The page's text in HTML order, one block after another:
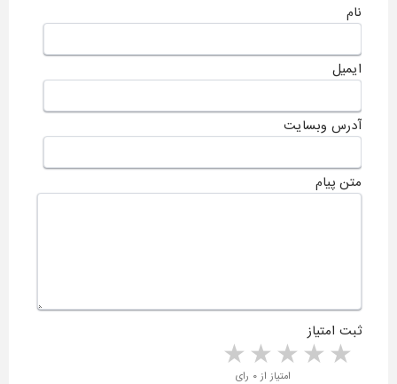
نام
ایمیل
آدرس وبسایت
متن پیام
ثبت امتیاز
4 stars 3 stars 2 stars 1 star امتیاز از ۰ رای